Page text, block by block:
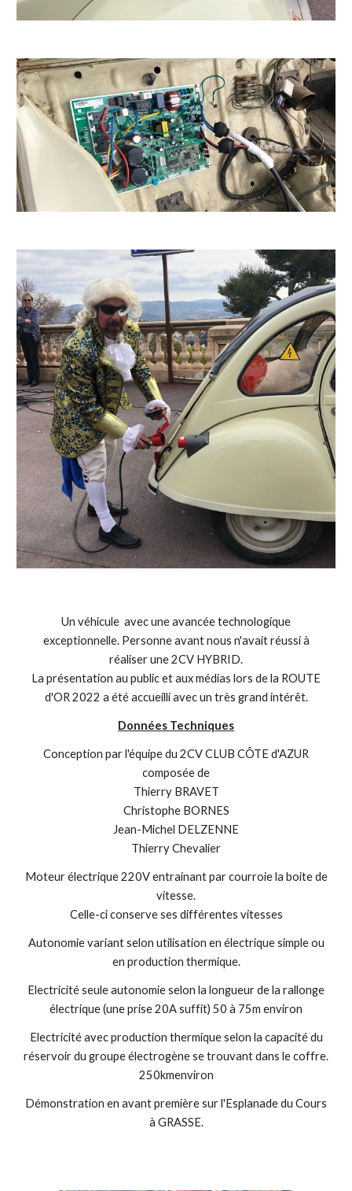
Un véhicule avec une avancée technologique
exceptionnelle. Personne avant nous n'avait réussi à
réaliser une 2CV HYBRID.
La présentation au public et aux médias lors de la ROUTE
d'OR 2022 a été accueilli avec un très grand intérêt.
Données Techniques
Conception par l'équipe du 2CV CLUB CÔTE d'AZUR
composée de
Thierry BRAVET
Christophe BORNES
Jean-Michel DELZENNE
Thierry Chevalier
Moteur électrique 220V entrainant par courroie la boite de
vitesse.
Celle-ci conserve ses différentes vitesses
Autonomie variant selon utilisation en électrique simple ou
en production thermique.
Electricité seule autonomie selon la longueur de la rallonge
électrique (une prise 20A suffit) 50 à 75m environ
Electricité avec production thermique selon la capacité du
réservoir du groupe électrogène se trouvant dans le coffre.
250kmenviron
Démonstration en avant première sur l'Esplanade du Cours
à GRASSE.